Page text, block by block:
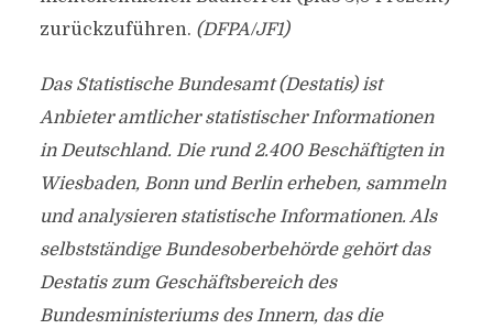
zurückzuführen. (DFPA/JF1)
Das Statistische Bundesamt (Destatis) ist
Anbieter amtlicher statistischer Informationen
in Deutschland. Die rund 2.400 Beschäftigten in
Wiesbaden, Bonn und Berlin erheben, sammeln
und analysieren statistische Informationen. Als
selbstständige Bundesoberbehörde gehört das
Destatis zum Geschäftsbereich des
Bundesministeriums des Innern, das die